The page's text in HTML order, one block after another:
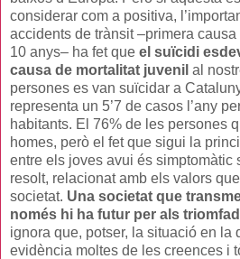
considerar com a positiva,
accidents de trànsit –primera
10 anys– ha fet que el suïcidi
causa de mortalitat juvenil al
persones es van suïcidar a
representa un 5’7 de casos l’any
habitants. El 76% de les persones
homes, però el fet que sigui la
entre els joves avui és simptomàtic
resolt, relacionat amb els valors
societat. Una societat que
només hi ha futur per als
ignora que, potser, la situació en la
evidència moltes de les creences i